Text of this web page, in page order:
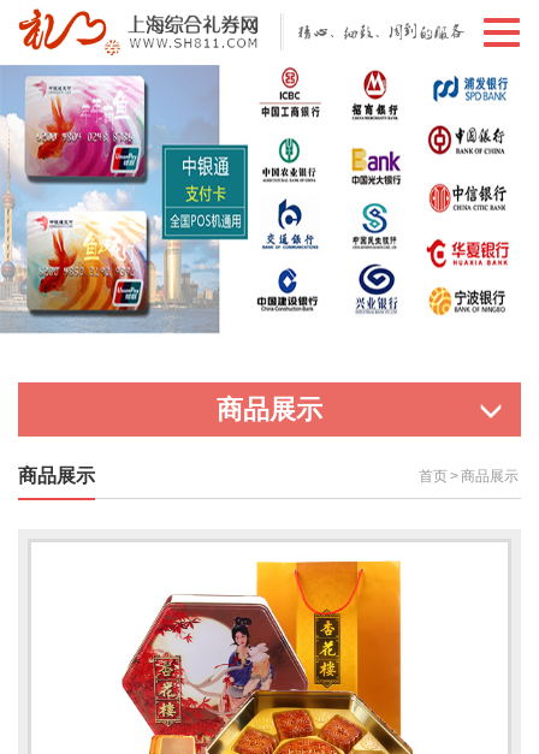
切
导
商品展示
商品展示 首页>商品展示